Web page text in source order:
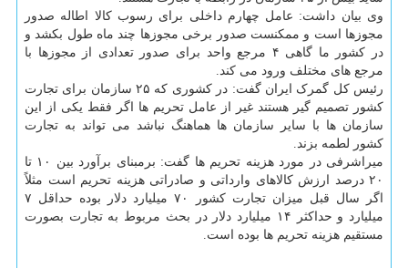
وی بیان داشت: عامل چهارم داخلی برای رسوب کالا اطاله صدور
مجوزها است و ممکنست صدور برخی مجوزها چند ماه طول بکشد و
در کشور ما گاهی ۴ مرجع واحد برای صدور تعدادی از مجوزها با
مرجع های مختلف ورود می کند.
رئیس کل گمرک ایران گفت: در کشوری که ۲۵ سازمان برای تجارت
کشور تصمیم گیر هستند غیر از عامل تحریم ها اگر فقط یکی از این
سازمان ها با سایر سازمان ها هماهنگ نباشد می تواند به تجارت
کشور لطمه بزند.
میراشرفی در مورد هزینه تحریم ها گفت: برمبنای برآورد بین ۱۰ تا
۲۰ درصد ارزش کالاهای وارداتی و صادراتی هزینه تحریم است مثلاً
اگر سال قبل میزان تجارت کشور ۷۰ میلیارد دلار بوده حداقل ۷
میلیارد و حداکثر ۱۴ میلیارد دلار در بحث مربوط به تجارت بصورت
مستقیم هزینه تحریم ها بوده است.